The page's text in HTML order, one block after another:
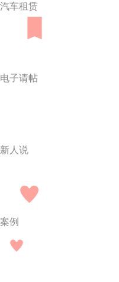
汽车租赁
电子请帖
新人说
案例